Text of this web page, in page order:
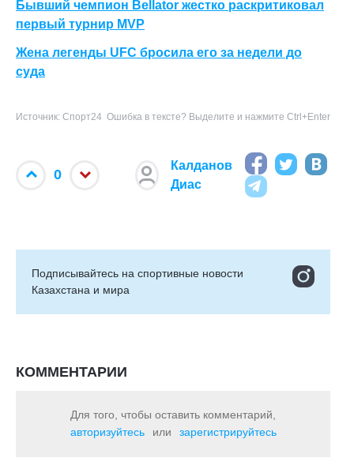
Бывший чемпион Bellator жестко раскритиковал
первый турнир MVP
Жена легенды UFC бросила его за недели до
суда
Источник: Спорт24 Ошибка в тексте? Выделите и нажмите Ctrl+Enter
0
Калданов
Диас
Подписывайтесь на cпортивные новости
Казахстана и мира
КОММЕНТАРИИ
Для того, чтобы оставить комментарий,
авторизуйтесь
или зарегистрируйтесь